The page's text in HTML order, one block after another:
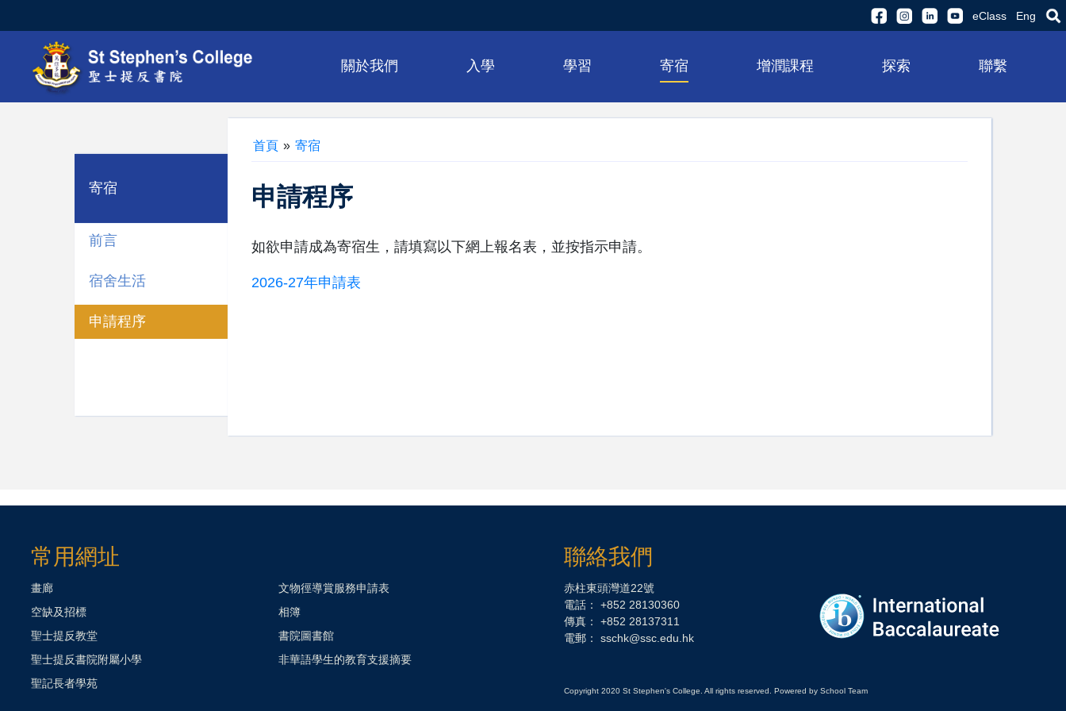
eClass Eng
關於我們 入學 學習 寄宿 增潤課程 探索 聯繫
寄宿
前言
宿舍生活
申請程序
首頁 » 寄宿
申請程序
如欲申請成為寄宿生，請填寫以下網上報名表，並按指示申請。
2026-27年申請表
常用網址
畫廊
文物徑導賞服務申請表
空缺及招標
相簿
聖士提反教堂
書院圖書館
聖士提反書院附屬小學
非華語學生的教育支援摘要
聖記長者學苑
聯絡我們
赤柱東頭灣道22號
電話： +852 28130360
傳真： +852 28137311
電郵： sschk@ssc.edu.hk
Copyright 2020 St Stephen's College. All rights reserved. Powered by School Team